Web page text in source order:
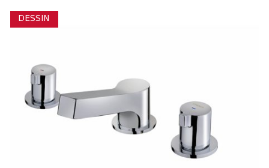
DESSIN